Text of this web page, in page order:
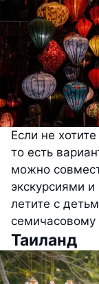
Если не
то есть
можно
экскурсиями
летите с
семичасовому
Таиланд